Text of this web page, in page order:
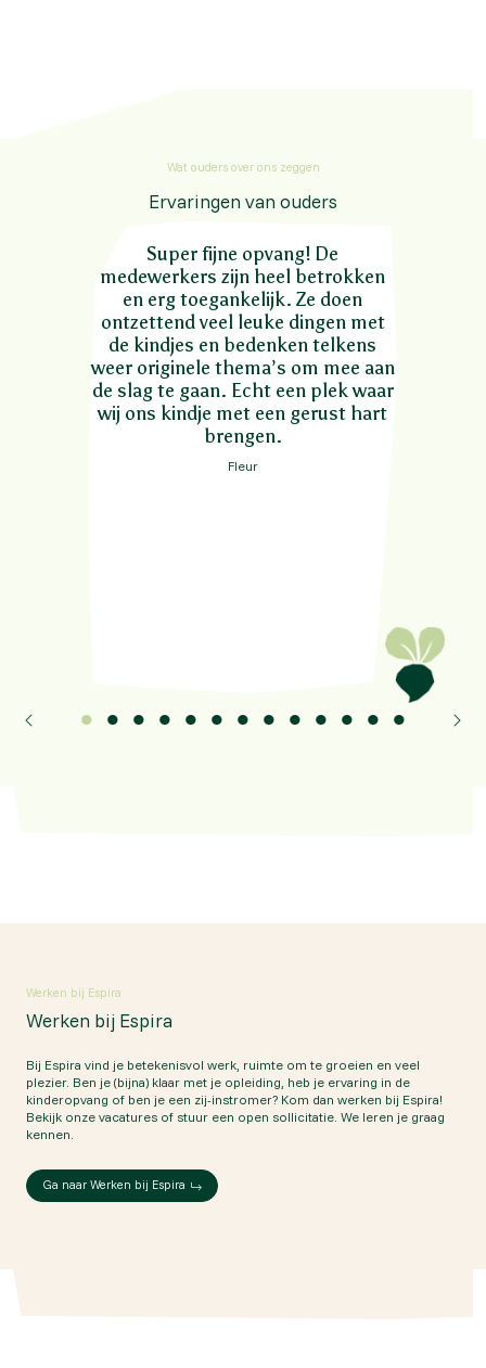
Wat ouders over ons zeggen
Ervaringen van ouders
Super fijne opvang! De
medewerkers zijn heel betrokken
en erg toegankelijk. Ze doen
ontzettend veel leuke dingen met
de kindjes en bedenken telkens
weer originele thema’s om mee aan
de slag te gaan. Echt een plek waar
wij ons kindje met een gerust hart
brengen.
Fleur
Werken bij Espira
Werken bij Espira
Bij Espira vind je betekenisvol werk, ruimte om te groeien en veel
plezier. Ben je (bijna) klaar met je opleiding, heb je ervaring in de
kinderopvang of ben je een zij-instromer? Kom dan werken bij Espira!
Bekijk onze vacatures of stuur een open sollicitatie. We leren je graag
kennen.
Ga naar Werken bij Espira